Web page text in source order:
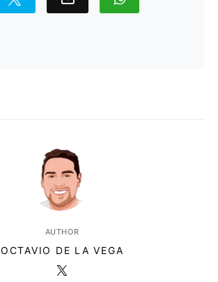
AUTHOR
OCTAVIO DE LA VEGA